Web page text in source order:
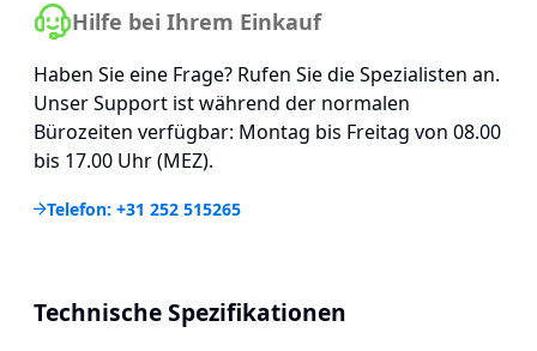
Hilfe bei Ihrem Einkauf
Haben Sie eine Frage? Rufen Sie die Spezialisten an.
Unser Support ist während der normalen
Bürozeiten verfügbar: Montag bis Freitag von 08.00
bis 17.00 Uhr (MEZ).
Telefon: +31 252 515265
Technische Spezifikationen